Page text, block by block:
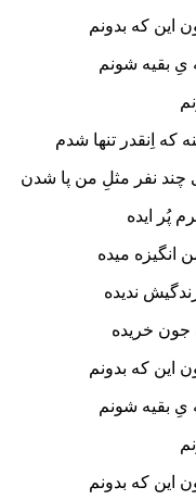
این که بدونم
یِ بقیه شونم
که اِنقدر تنها شدم
چند نفر مثلِ من پا شدن
پُر ایده
انگیزه میده
ندیده
جون خریده
این که بدونم
یِ بقیه شونم
این که بدونم